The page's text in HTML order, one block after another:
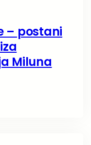
– postani
Miluna